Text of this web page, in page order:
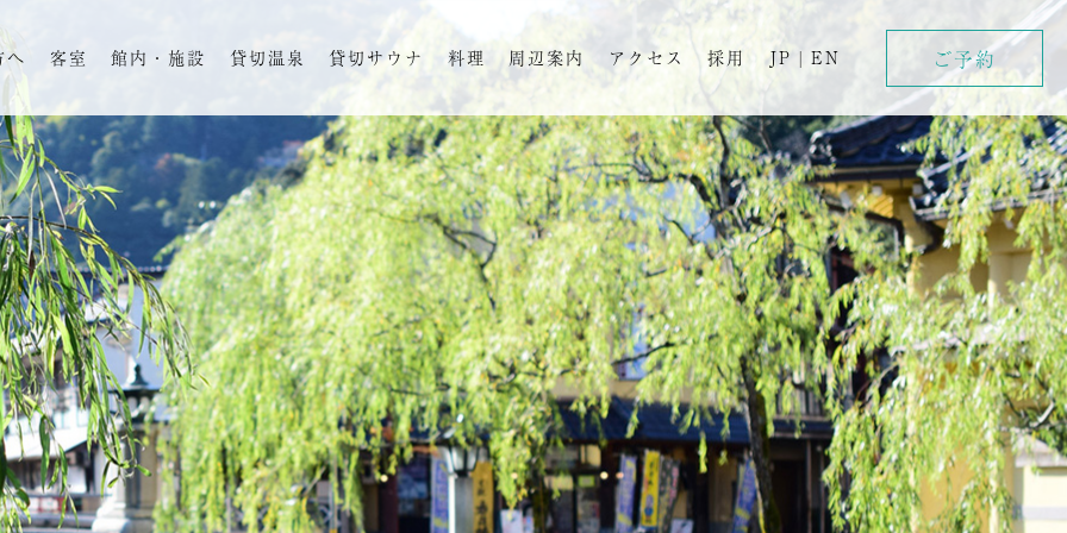
へ 客室 館内・施設 貸切温泉 貸切サウナ 料理 周辺案内 アクセス 採用 JP | EN ご予約